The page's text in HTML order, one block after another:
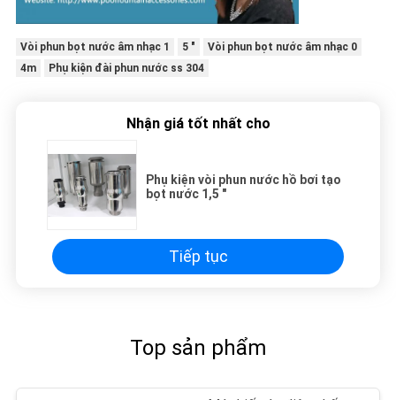
Vòi phun bọt nước âm nhạc 1 5 "
Vòi phun bọt nước âm nhạc 0
4m
Phụ kiện đài phun nước ss 304
Nhận giá tốt nhất cho
Phụ kiện vòi phun nước hồ bơi tạo
bọt nước 1,5 "
Tiếp tục
Top sản phẩm